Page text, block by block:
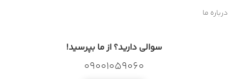
درباره ما
سوالی دارید؟ از ما بپرسید!
09001059060